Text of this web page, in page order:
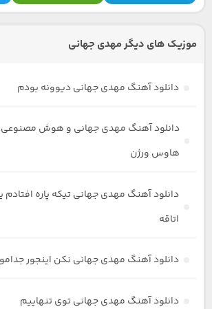
موزیک های دیگر مهدی جهانی
دانلود آهنگ مهدی جهانی دیوونه بودم
دانلود آهنگ مهدی جهانی و هوش مصنوعی
هاوس ورژن
دانلود آهنگ مهدی جهانی تیکه پاره
اتاقه
دانلود آهنگ مهدی جهانی نکن اینجور
دانلود آهنگ مهدی جهانی توی تنهاییم